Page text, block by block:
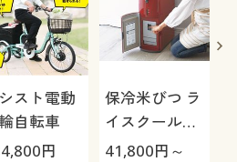
スト電動
自転車
円
保冷米びつ ラ
イスクール
HRC-
41,800円～